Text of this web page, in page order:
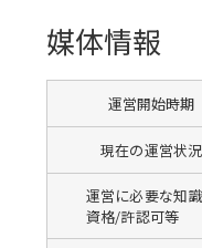
媒体情報
運営開始時期
現在の運営状況
運営に必要な知
資格/許認可等